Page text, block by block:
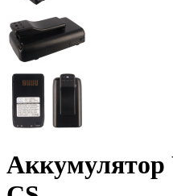
Аккумулятор